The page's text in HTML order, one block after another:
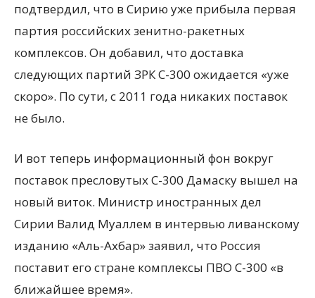
подтвердил, что в Сирию уже прибыла первая
партия российских зенитно-ракетных
комплексов. Он добавил, что доставка
следующих партий ЗРК С-300 ожидается «уже
скоро». По сути, с 2011 года никаких поставок
не было.
И вот теперь информационный фон вокруг
поставок пресловутых С-300 Дамаску вышел на
новый виток. Министр иностранных дел
Сирии Валид Муаллем в интервью ливанскому
изданию «Аль-Ахбар» заявил, что Россия
поставит его стране комплексы ПВО С-300 «в
ближайшее время».